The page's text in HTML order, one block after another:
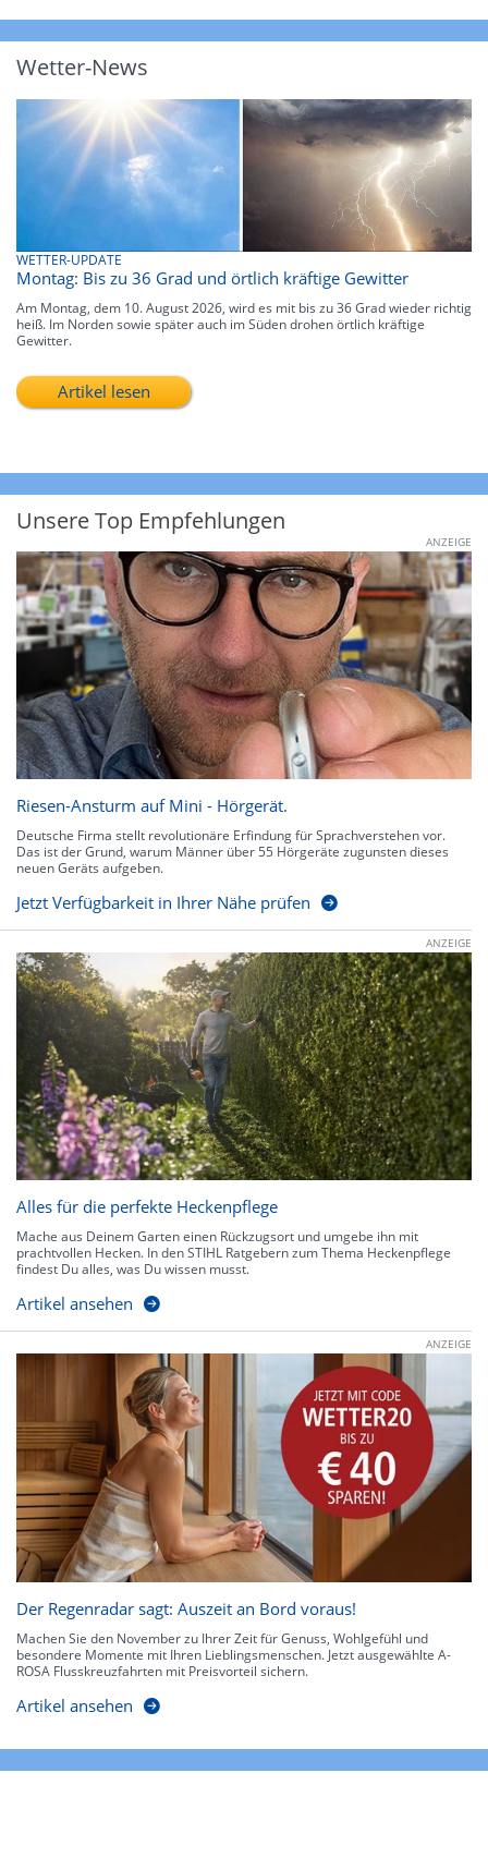
Wetter-News
WETTER-UPDATE
Montag: Bis zu 36 Grad und örtlich kräftige Gewitter
Am Montag, dem 10. August 2026, wird es mit bis zu 36 Grad wieder richtig
heiß. Im Norden sowie später auch im Süden drohen örtlich kräftige
Gewitter.
Artikel lesen
Unsere Top Empfehlungen
ANZEIGE
Riesen-Ansturm auf Mini - Hörgerät.
Deutsche Firma stellt revolutionäre Erfindung für Sprachverstehen vor.
Das ist der Grund, warum Männer über 55 Hörgeräte zugunsten dieses
neuen Geräts aufgeben.
Jetzt Verfügbarkeit in Ihrer Nähe prüfen
ANZEIGE
Alles für die perfekte Heckenpflege
Mache aus Deinem Garten einen Rückzugsort und umgebe ihn mit
prachtvollen Hecken. In den STIHL Ratgebern zum Thema Heckenpflege
findest Du alles, was Du wissen musst.
Artikel ansehen
ANZEIGE
Der Regenradar sagt: Auszeit an Bord voraus!
Machen Sie den November zu Ihrer Zeit für Genuss, Wohlgefühl und
besondere Momente mit Ihren Lieblingsmenschen. Jetzt ausgewählte A-
ROSA Flusskreuzfahrten mit Preisvorteil sichern.
Artikel ansehen